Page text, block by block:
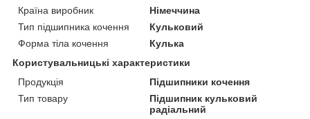
Країна виробник
Німеччина
Тип підшипника кочення
Кульковий
Форма тіла кочення
Кулька
Користувальницькі характеристики
Продукція
Підшипники кочення
Тип товару
Підшипник кульковий
радіальний